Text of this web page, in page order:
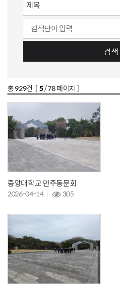
검색
총929건 [5/ 78 페이지 ]
중앙대학교 민주동문회
2026-04-14
305